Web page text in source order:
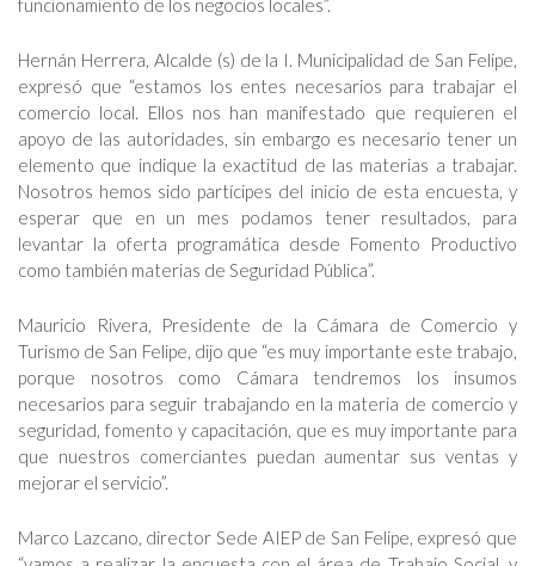
funcionamiento de los negocios locales”.
Hernán Herrera, Alcalde (s) de la I. Municipalidad de San Felipe,
expresó que “estamos los entes necesarios para trabajar el
comercio local. Ellos nos han manifestado que requieren el
apoyo de las autoridades, sin embargo es necesario tener un
elemento que indique la exactitud de las materias a trabajar.
Nosotros hemos sido partícipes del inicio de esta encuesta, y
esperar que en un mes podamos tener resultados, para
levantar la oferta programática desde Fomento Productivo
como también materias de Seguridad Pública”.
Mauricio Rivera, Presidente de la Cámara de Comercio y
Turismo de San Felipe, dijo que “es muy importante este trabajo,
porque nosotros como Cámara tendremos los insumos
necesarios para seguir trabajando en la materia de comercio y
seguridad, fomento y capacitación, que es muy importante para
que nuestros comerciantes puedan aumentar sus ventas y
mejorar el servicio”.
Marco Lazcano, director Sede AIEP de San Felipe, expresó que